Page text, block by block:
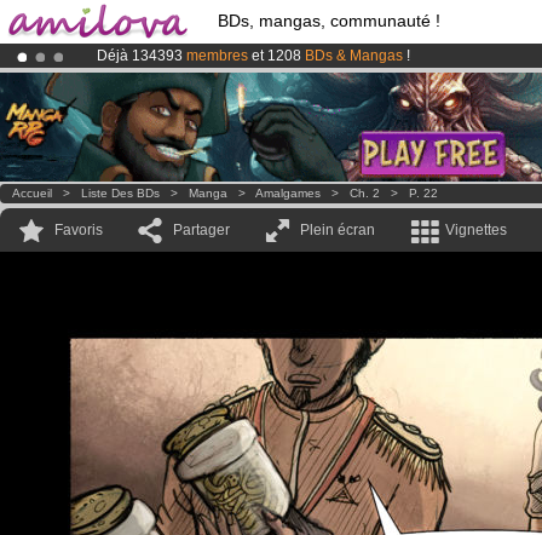
BDs, mangas, communauté !
Déjà 134393 membres et 1208 BDs & Mangas !
LeKickstarter Amilova est désormais lancé!.
Abonnement premium: à partir de
3.95 eurospar mois !Clique ici
Accueil > Liste Des BDs > Manga > Amalgames > Ch. 2 > P. 22
Favoris Partager Plein écran Vignettes